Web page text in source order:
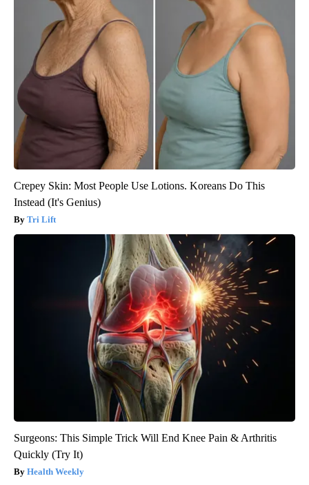
Crepey Skin: Most People Use Lotions. Koreans Do This
Instead (It's Genius)
Tri Lift
Surgeons: This Simple Trick Will End Knee Pain & Arthritis
Quickly (Try It)
Health Weekly